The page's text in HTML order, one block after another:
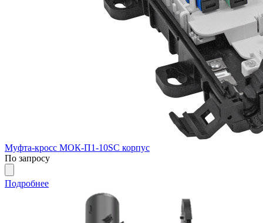
Муфта-кросс МОК-П1-10SC корпус
По запросу
Подробнее